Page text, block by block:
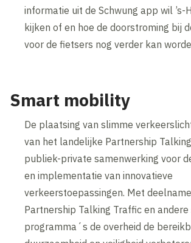
informatie uit de Schwung app wil ’s-
kijken of en hoe de doorstroming bij
voor de fietsers nog verder kan
Smart mobility
De plaatsing van slimme
van het landelijke Partnership
publiek-private samenwerking voor
en implementatie van innovatieve
verkeerstoepassingen. Met
Partnership Talking Traffic en
programma´s de overheid de